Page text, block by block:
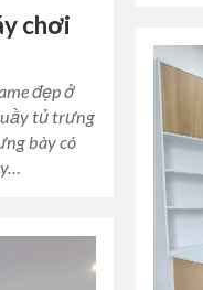
chơi
đẹp ở
tủ trưng
bày có